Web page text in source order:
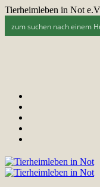
Tierheimleben in Not